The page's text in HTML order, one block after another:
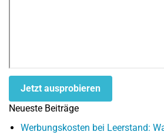
Jetzt ausprobieren
Neueste Beiträge
Werbungskosten bei Leerstand: